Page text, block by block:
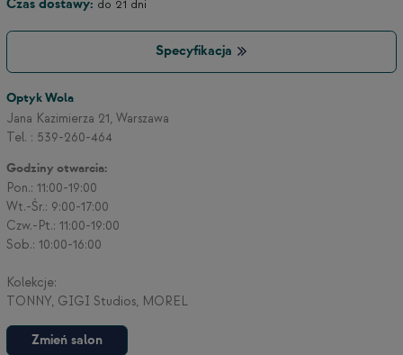
Czas dostawy: do 21 dni
Specyfikacja
Optyk Wola
Jana Kazimierza 21, Warszawa
Tel. : 539-260-464
Godziny otwarcia:
Zmień salon
Pon.: 11:00-19:00
Wt.-Śr.: 9:00-17:00
Czw.-Pt.: 11:00-19:00
Sob.: 10:00-16:00
Kolekcje:
TONNY, GIGI Studios, MOREL